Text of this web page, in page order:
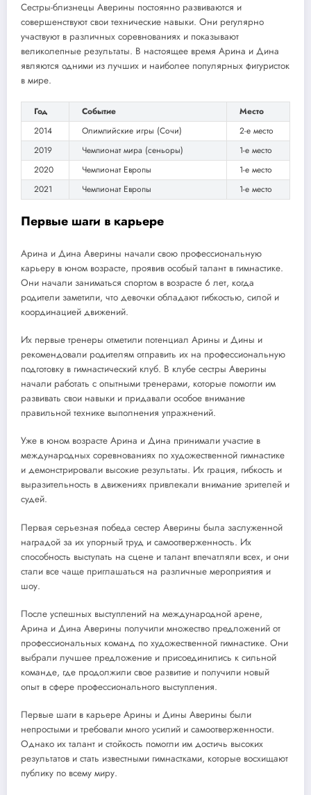
Сестры-близнецы Аверины постоянно развиваются и
совершенствуют свои технические навыки. Они регулярно
участвуют в различных соревнованиях и показывают
великолепные результаты. В настоящее время Арина и Дина
являются одними из лучших и наиболее популярных фигуристок
в мире.
Год Событие
Место
2014
Олимпийские игры (Сочи)
2-е место
2019
Чемпионат мира (сеньоры)
1-е место
2020
Чемпионат Европы
1-е место
2021
Чемпионат Европы 1-е место
Первые шаги в карьере
Арина и Дина Аверины начали свою профессиональную
карьеру в юном возрасте, проявив особый талант в гимнастике.
Они начали заниматься спортом в возрасте 6 лет, когда
родители заметили, что девочки обладают гибкостью, силой и
координацией движений.
Их первые тренеры отметили потенциал Арины и Дины и
рекомендовали родителям отправить их на профессиональную
подготовку в гимнастический клуб. В клубе сестры Аверины
начали работать с опытными тренерами, которые помогли им
развивать свои навыки и придавали особое внимание
правильной технике выполнения упражнений.
Уже в юном возрасте Арина и Дина принимали участие в
международных соревнованиях по художественной гимнастике
и демонстрировали высокие результаты. Их грация, гибкость и
выразительность в движениях привлекали внимание зрителей и
судей.
Первая серьезная победа сестер Аверины была заслуженной
наградой за их упорный труд и самоотверженность. Их
способность выступать на сцене и талант впечатляли всех, и они
стали все чаще приглашаться на различные мероприятия и
шоу.
После успешных выступлений на международной арене,
Арина и Дина Аверины получили множество предложений от
профессиональных команд по художественной гимнастике. Они
выбрали лучшее предложение и присоединились к сильной
команде, где продолжили свое развитие и получили новый
опыт в сфере профессионального выступления.
Первые шаги в карьере Арины и Дины Аверины были
непростыми и требовали много усилий и самоотверженности.
Однако их талант и стойкость помогли им достичь высоких
результатов и стать известными гимнастками, которые восхищают
публику по всему миру.